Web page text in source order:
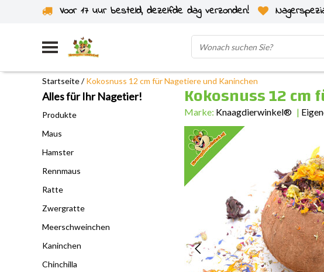
Voor 17 uur besteld, dezelfde dag verzonden!
Startseite/Kokosnuss 12 cm für Nagetiere und Kaninchen
Alles für Ihr Nagetier!
Produkte
Maus
Hamster
Rennmaus
Ratte
Zwergratte
Meerschweinchen
Kaninchen
Chinchilla
Kokosnuss 12 cm
Marke: Knaagdierwinkel® |